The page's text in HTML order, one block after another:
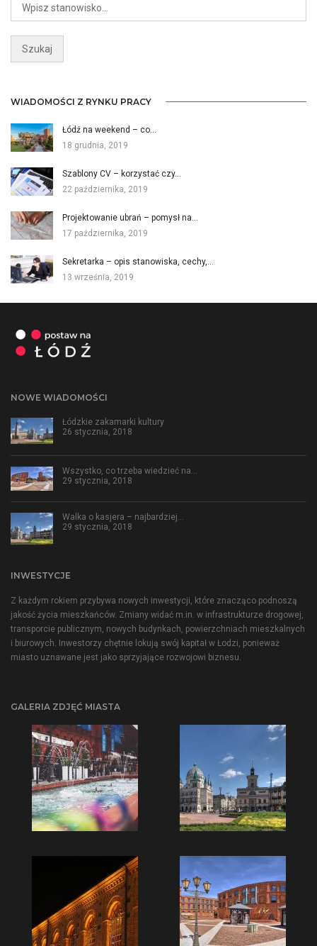
WIADOMOŚCI Z RYNKU PRACY
Łódź na weekend – co…
18 grudnia, 2019
Szablony CV – korzystać czy…
22 października, 2019
Projektowanie ubrań – pomysł na…
17 października, 2019
Sekretarka – opis stanowiska, cechy,…
13 września, 2019
NOWE WIADOMOŚCI
Łódzkie zakamarki kultury
26 stycznia, 2018
Wszystko, co trzeba wiedzieć na…
29 stycznia, 2018
Walka o kasjera – najbardziej…
29 stycznia, 2018
INWESTYCJE
Z każdym rokiem przybywa nowych inwestycji, które znacząco podnoszą
jakość życia mieszkańców. Zmiany widać m.in. w infrastrukturze drogowej,
transporcie publicznym, nowych budynkach, powierzchniach mieszkalnych
i biurowych. Inwestorzy chętnie lokują swój kapitał w Łodzi, ponieważ
miasto uznawane jest jako sprzyjające rozwojowi biznesu.
GALERIA ZDJĘĆ MIASTA